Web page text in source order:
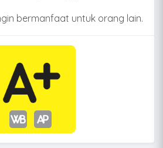
bermanfaat untuk orang lain.